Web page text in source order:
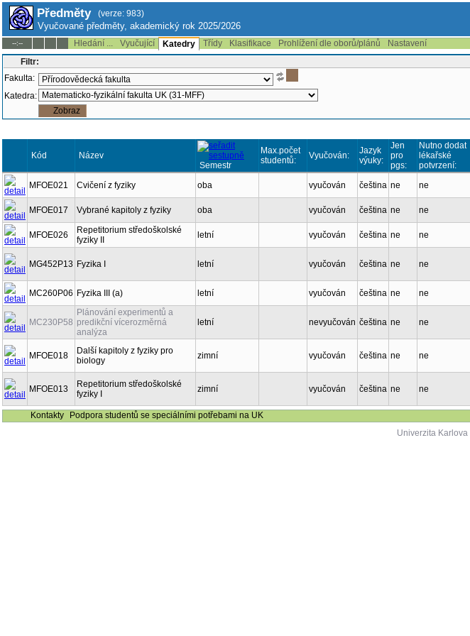
Předměty (verze: 983)
Vyučované předměty, akademický rok 2025/2026
--:-- Hledání ... Vyučující Katedry Třídy Klasifikace Prohlížení dle oborů/plánů
Nastavení
Filtr:
Fakulta:
Katedra:
Kód
Název
Semestr
Max.počet
studentů:
Vyučován:
Jazyk
výuky:
Jen
pro
pgs:
Nutno dodat
lékařské
potvrzení:
MFOE021 Cvičení z fyziky oba vyučován čeština ne ne
MFOE017 Vybrané kapitoly z fyziky oba vyučován čeština ne ne
MFOE026
Repetitorium středoškolské
fyziky II
letní vyučován čeština ne ne
MG452P13 Fyzika I letní vyučován čeština ne ne
MC260P06 Fyzika III (a) letní vyučován čeština ne ne
MC230P58
Plánování experimentů a
predikční vícerozměrná
analýza
letní nevyučován čeština ne ne
MFOE018
Další kapitoly z fyziky pro
biology
zimní vyučován čeština ne ne
MFOE013
Repetitorium středoškolské
fyziky I
zimní vyučován čeština ne ne
Kontakty
Podpora studentů se speciálními potřebami na UK
Univerzita Karlova|